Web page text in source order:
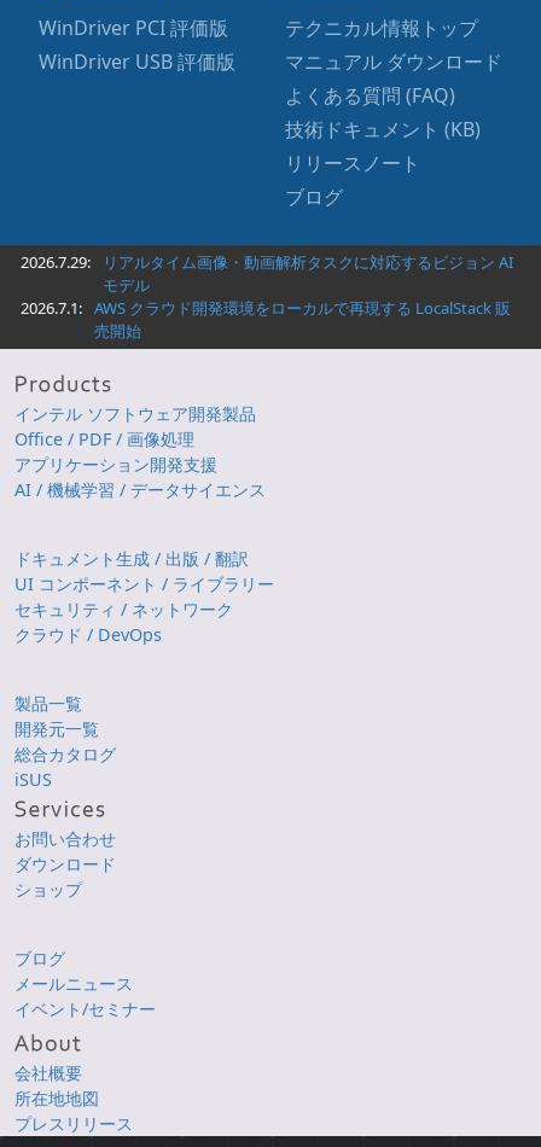
WinDriver PCI 評価版
WinDriver USB 評価版
テクニカル情報トップ
マニュアル ダウンロード
よくある質問 (FAQ)
技術ドキュメント (KB)
リリースノート
ブログ
2026.7.29:
リアルタイム画像・動画解析タスクに対応するビジョン AI
モデル
2026.7.1: AWS クラウド開発環境をローカルで再現する LocalStack 販
売開始
インテル ソフトウェア開発製品
Office / PDF / 画像処理
アプリケーション開発支援
AI / 機械学習 / データサイエンス
ドキュメント生成 / 出版 / 翻訳
UI コンポーネント / ライブラリー
セキュリティ / ネットワーク
クラウド / DevOps
製品一覧
開発元一覧
総合カタログ
iSUS
お問い合わせ
ダウンロード
ショップ
ブログ
メールニュース
イベント/セミナー
会社概要
所在地地図
プレスリリース